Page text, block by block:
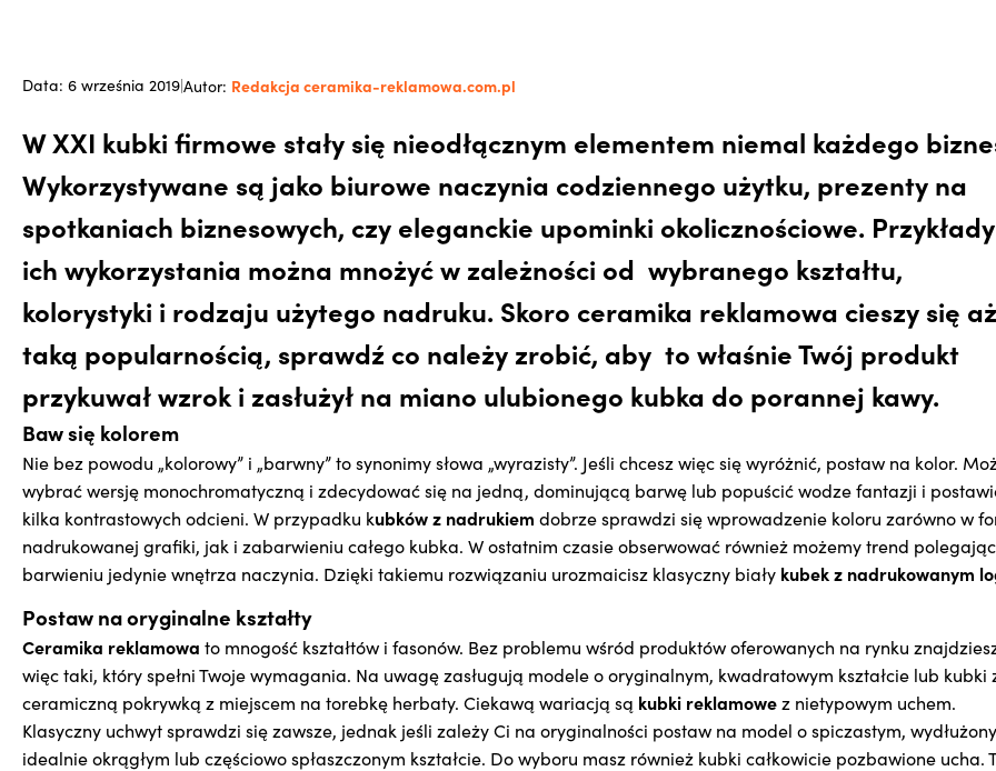
Data: 6 września 2019|Autor: Redakcja ceramika-reklamowa.com.pl
W XXI kubki firmowe stały się nieodłącznym elementem niemal każdego
Wykorzystywane są jako biurowe naczynia codziennego użytku, prezenty na
spotkaniach biznesowych, czy eleganckie upominki okolicznościowe. Przykłady
ich wykorzystania można mnożyć w zależności od wybranego kształtu,
kolorystyki i rodzaju użytego nadruku. Skoro ceramika reklamowa cieszy się aż
taką popularnością, sprawdź co należy zrobić, aby to właśnie Twój produkt
przykuwał wzrok i zasłużył na miano ulubionego kubka do porannej kawy.
Baw się kolorem
Nie bez powodu „kolorowy” i „barwny” to synonimy słowa „wyrazisty”. Jeśli chcesz więc się wyróżnić, postaw na kolor.
wybrać wersję monochromatyczną i zdecydować się na jedną, dominującą barwę lub popuścić wodze fantazji i
kilka kontrastowych odcieni. W przypadku kubków z nadrukiem dobrze sprawdzi się wprowadzenie koloru zarówno w
nadrukowanej grafiki, jak i zabarwieniu całego kubka. W ostatnim czasie obserwować również możemy trend
barwieniu jedynie wnętrza naczynia. Dzięki takiemu rozwiązaniu urozmaicisz klasyczny biały kubek z nadrukowanym
Postaw na oryginalne kształty
Ceramika reklamowa to mnogość kształtów i fasonów. Bez problemu wśród produktów oferowanych na rynku
więc taki, który spełni Twoje wymagania. Na uwagę zasługują modele o oryginalnym, kwadratowym kształcie lub kubki
ceramiczną pokrywką z miejscem na torebkę herbaty. Ciekawą wariacją są kubki reklamowez nietypowym uchem.
Klasyczny uchwyt sprawdzi się zawsze, jednak jeśli zależy Ci na oryginalności postaw na model o spiczastym,
idealnie okrągłym lub częściowo spłaszczonym kształcie. Do wyboru masz również kubki całkowicie pozbawione ucha.